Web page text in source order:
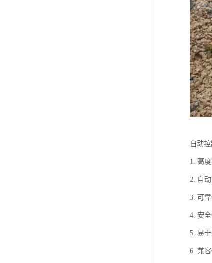
自动
1. 高
2. 自
3. 可
4. 安
5. 易
6. 兼